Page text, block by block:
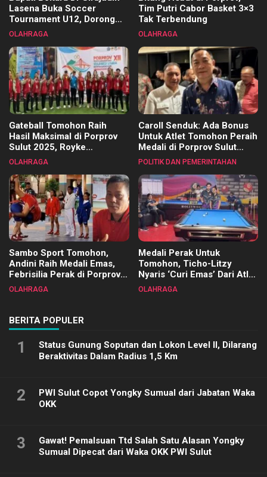
Lasena Buka Soccer
Tournament U12, Dorong
Pembinaan Merata di Setiap
OLAHRAGA
Tim Putri Cabor Basket 3×3
Tak Terbendung
OLAHRAGA
Gateball Tomohon Raih
Hasil Maksimal di Porprov
Sulut 2025, Royke
Tangkawarouw Ucapkan
OLAHRAGA
Caroll Senduk: Ada Bonus
Untuk Atlet Tomohon Peraih
Medali di Porprov Sulut
2025
POLITIK DAN PEMERINTAHAN
Sambo Sport Tomohon,
Andini Raih Medali Emas,
Febrisilia Perak di Porprov
Sulut 2025
OLAHRAGA
Medali Perak Untuk
Tomohon, Ticho-Litzy
Nyaris ‘Curi Emas’ Dari Atlet
Biliar PON di Porprov Sulut
OLAHRAGA
BERITA POPULER
1
Status Gunung Soputan dan Lokon Level II, Dilarang
Beraktivitas Dalam Radius 1,5 Km
2
PWI Sulut Copot Yongky Sumual dari Jabatan Waka
OKK
3
Gawat! Pemalsuan Ttd Salah Satu Alasan Yongky
Sumual Dipecat dari Waka OKK PWI Sulut